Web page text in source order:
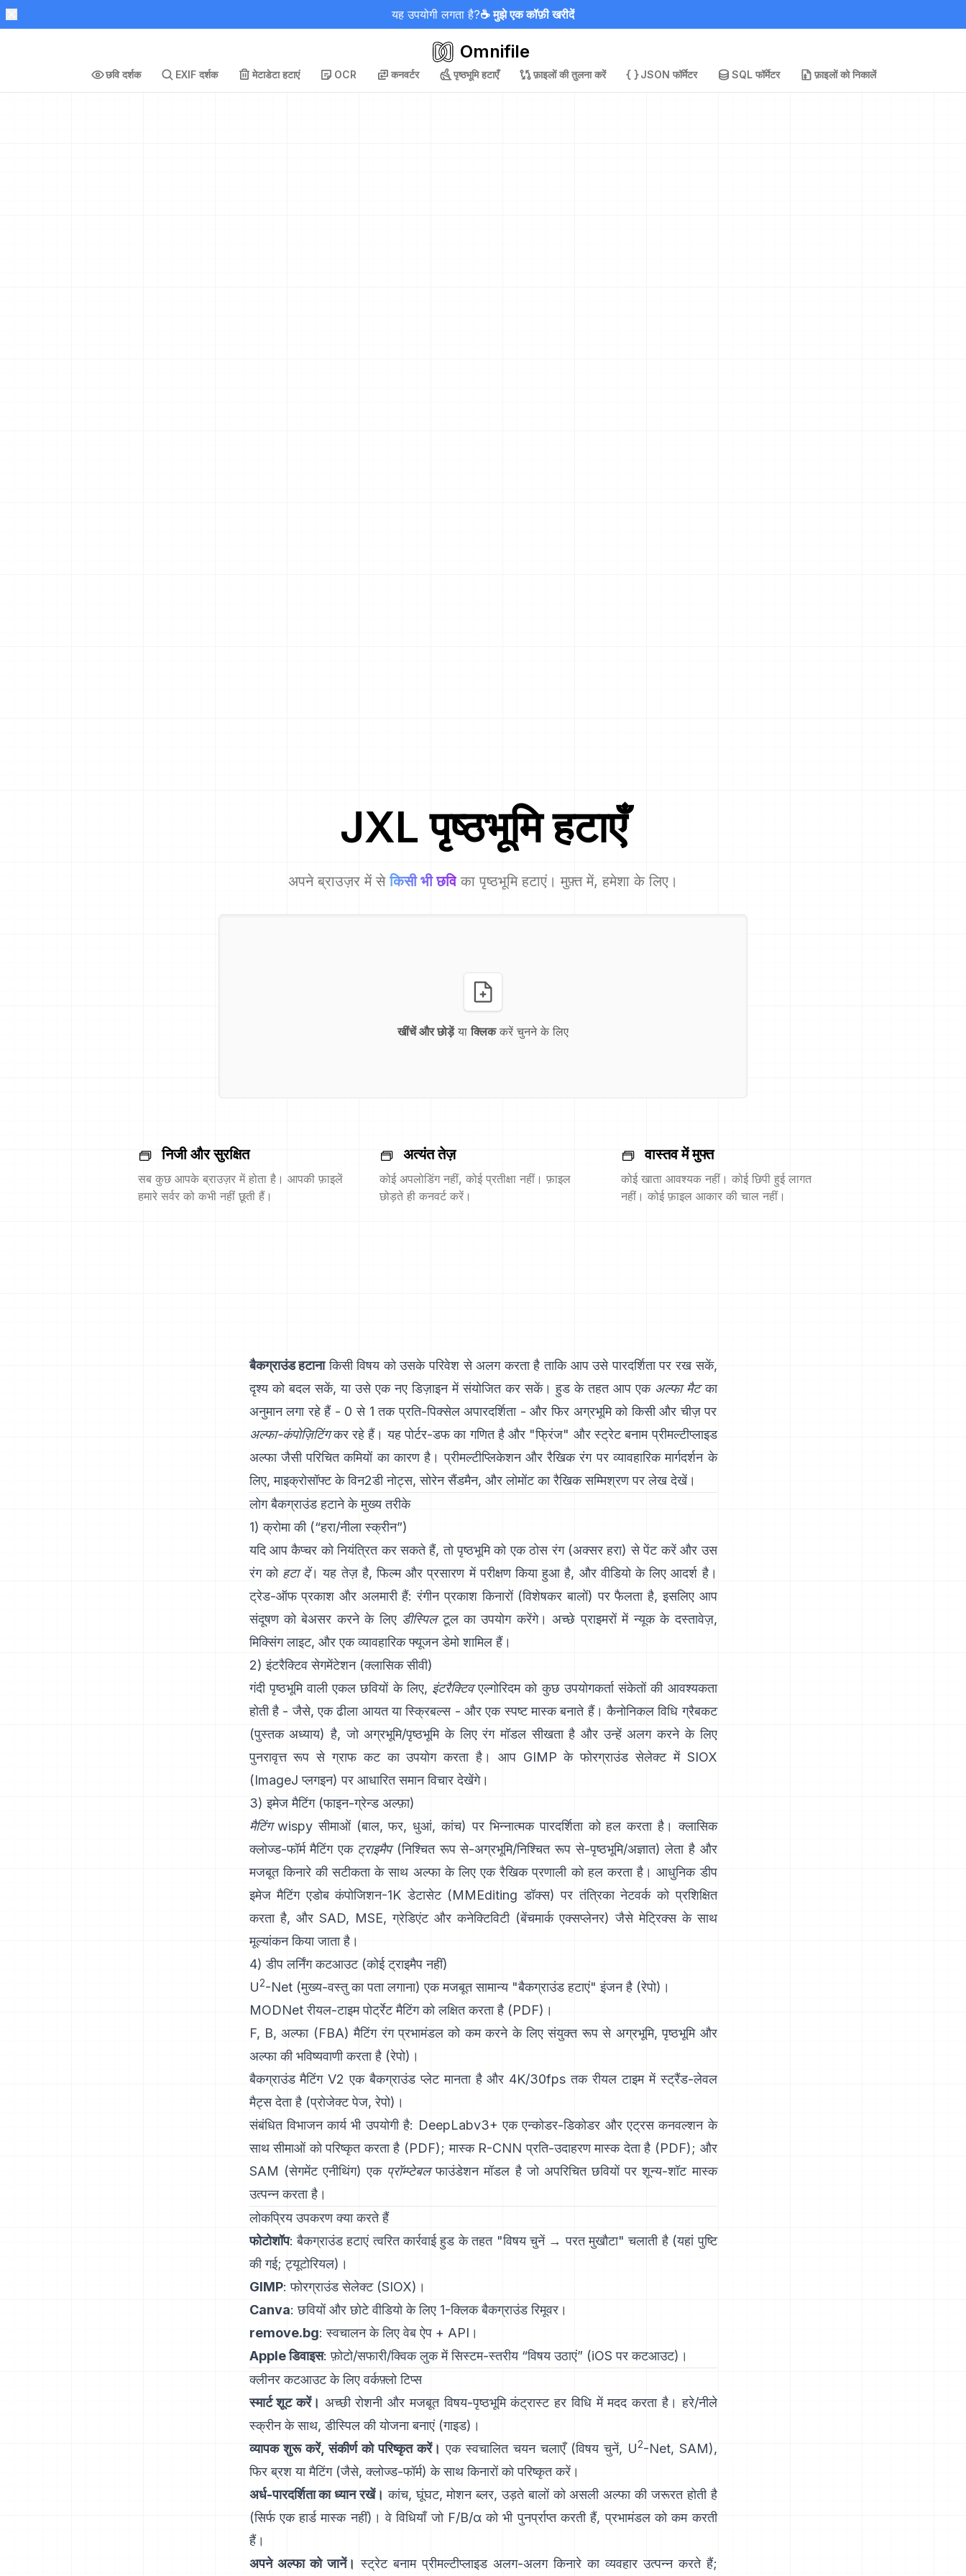
यह उपयोगी लगता है?☕ मुझे एक कॉफ़ी खरीदें
Omnifile
छवि दर्शक EXIF दर्शक मेटाडेटा हटाएं OCR कनवर्टर पृष्ठभूमि हटाएँ फ़ाइलों की तुलना करें JSON फॉर्मेटर SQL फॉर्मेटर फ़ाइलों को निकालें
JXL पृष्ठभूमि हटाएँ
अपने ब्राउज़र में से किसी भी छवि का पृष्ठभूमि हटाएं। मुफ़्त में, हमेशा के लिए।
खींचें और छोड़ेंया क्लिककरें चुनने के लिए
निजी और सुरक्षित
सब कुछ आपके ब्राउज़र में होता है। आपकी फ़ाइलें
हमारे सर्वर को कभी नहीं छूती हैं।
अत्यंत तेज़
कोई अपलोडिंग नहीं, कोई प्रतीक्षा नहीं। फ़ाइल
छोड़ते ही कनवर्ट करें।
वास्तव में मुफ्त
कोई खाता आवश्यक नहीं। कोई छिपी हुई लागत
नहीं। कोई फ़ाइल आकार की चाल नहीं।
बैकग्राउंड हटानाकिसी विषय को उसके परिवेश से अलग करता है ताकि आप उसे पारदर्शिता पर रख सकें,
दृश्य को बदल सकें, या उसे एक नए डिज़ाइन में संयोजित कर सकें। हुड के तहत आप एक अल्फा मैटका
अनुमान लगा रहे हैं - 0 से 1 तक प्रति-पिक्सेल अपारदर्शिता - और फिर अग्रभूमि को किसी और चीज़ पर
अल्फा-कंपोज़िटिंगकर रहे हैं। यहपोर्टर-डफका गणित है और "फ्रिंज" और स्ट्रेट बनाम प्रीमल्टीप्लाइड
अल्फाजैसी परिचित कमियों का कारण है। प्रीमल्टीप्लिकेशन और रैखिक रंग पर व्यावहारिक मार्गदर्शन के
लिए, माइक्रोसॉफ्ट के विन2डी नोट्स, सोरेन सैंडमैन, और लोमोंट का रैखिक सम्मिश्रण पर लेखदेखें।
लोग बैकग्राउंड हटाने के मुख्य तरीके
1) क्रोमा की (“हरा/नीला स्क्रीन”)
यदि आप कैप्चर को नियंत्रित कर सकते हैं, तो पृष्ठभूमि को एक ठोस रंग (अक्सर हरा) से पेंट करें और उस
रंग को हटा दें। यह तेज़ है, फिल्म और प्रसारण में परीक्षण किया हुआ है, और वीडियो के लिए आदर्श है।
ट्रेड-ऑफ प्रकाश और अलमारी हैं: रंगीन प्रकाश किनारों (विशेषकर बालों) पर फैलता है, इसलिए आप
संदूषण को बेअसर करने के लिए डीस्पिलटूल का उपयोग करेंगे। अच्छे प्राइमरों मेंन्यूक के दस्तावेज़,
मिक्सिंग लाइट, और एक व्यावहारिक फ्यूजन डेमोशामिल हैं।
2) इंटरैक्टिव सेगमेंटेशन (क्लासिक सीवी)
गंदी पृष्ठभूमि वाली एकल छवियों के लिए, इंटरैक्टिवएल्गोरिदम को कुछ उपयोगकर्ता संकेतों की आवश्यकता
होती है - जैसे, एक ढीला आयत या स्क्रिबल्स - और एक स्पष्ट मास्क बनाते हैं। कैनोनिकल विधि ग्रैबकट
(पुस्तक अध्याय) है, जो अग्रभूमि/पृष्ठभूमि के लिए रंग मॉडल सीखता है और उन्हें अलग करने के लिए
पुनरावृत्त रूप से ग्राफ कट का उपयोग करता है। आप GIMP के फोरग्राउंड सेलेक्टमें SIOX
(ImageJ प्लगइन) पर आधारित समान विचार देखेंगे।
3) इमेज मैटिंग (फाइन-ग्रेन्ड अल्फ़ा)
मैटिंगwispy सीमाओं (बाल, फर, धुआं, कांच) पर भिन्नात्मक पारदर्शिता को हल करता है। क्लासिक
क्लोज्ड-फॉर्म मैटिंग एक ट्राइमैप(निश्चित रूप से-अग्रभूमि/निश्चित रूप से-पृष्ठभूमि/अज्ञात) लेता है और
मजबूत किनारे की सटीकता के साथ अल्फा के लिए एक रैखिक प्रणाली को हल करता है। आधुनिक डीप
इमेज मैटिंग एडोब कंपोजिशन-1K डेटासेट (MMEditing डॉक्स) पर तंत्रिका नेटवर्क को प्रशिक्षित
करता है, और SAD, MSE, ग्रेडिएंट और कनेक्टिविटी (बेंचमार्क एक्सप्लेनर) जैसे मेट्रिक्स के साथ
मूल्यांकन किया जाता है।
4) डीप लर्निंग कटआउट (कोई ट्राइमैप नहीं)
U2-Net(मुख्य-वस्तु का पता लगाना) एक मजबूत सामान्य "बैकग्राउंड हटाएं" इंजन है (रेपो)।
MODNetरीयल-टाइम पोर्ट्रेट मैटिंग को लक्षित करता है (PDF)।
F, B, अल्फा (FBA) मैटिंगरंग प्रभामंडल को कम करने के लिए संयुक्त रूप से अग्रभूमि, पृष्ठभूमि और
अल्फा की भविष्यवाणी करता है (रेपो)।
बैकग्राउंड मैटिंग V2 एक बैकग्राउंड प्लेट मानता है और 4K/30fps तक रीयल टाइम में स्ट्रैंड-लेवल
मैट्स देता है (प्रोजेक्ट पेज, रेपो)।
संबंधित विभाजन कार्य भी उपयोगी है: DeepLabv3+ एक एन्कोडर-डिकोडर और एट्रस कनवल्शन के
साथ सीमाओं को परिष्कृत करता है (PDF); मास्क R-CNN प्रति-उदाहरण मास्क देता है (PDF); और
SAM (सेगमेंट एनीथिंग) एक प्रॉम्प्टेबलफाउंडेशन मॉडल है जो अपरिचित छवियों पर शून्य-शॉट मास्क
उत्पन्न करता है।
लोकप्रिय उपकरण क्या करते हैं
फोटोशॉप:बैकग्राउंड हटाएंत्वरित कार्रवाई हुड के तहत "विषय चुनें → परत मुखौटा" चलाती है (यहां पुष्टि
की गई; ट्यूटोरियल)।
GIMP:फोरग्राउंड सेलेक्ट(SIOX)।
Canva: छवियों और छोटे वीडियो के लिए 1-क्लिक बैकग्राउंड रिमूवर।
remove.bg: स्वचालन के लिए वेब ऐप + API ।
Apple डिवाइस: फ़ोटो/सफारी/क्विक लुक में सिस्टम-स्तरीय “विषय उठाएं” (iOS पर कटआउट)।
क्लीनर कटआउट के लिए वर्कफ़्लो टिप्स
स्मार्ट शूट करें। अच्छी रोशनी और मजबूत विषय-पृष्ठभूमि कंट्रास्ट हर विधि में मदद करता है। हरे/नीले
स्क्रीन के साथ, डीस्पिलकी योजना बनाएं (गाइड)।
व्यापक शुरू करें, संकीर्ण को परिष्कृत करें। एक स्वचालित चयन चलाएँ (विषय चुनें, U2-Net, SAM),
फिर ब्रश या मैटिंग (जैसे, क्लोज्ड-फॉर्म) के साथ किनारों को परिष्कृत करें।
अर्ध-पारदर्शिता का ध्यान रखें। कांच, घूंघट, मोशन ब्लर, उड़ते बालों को असली अल्फा की जरूरत होती है
(सिर्फ एक हार्ड मास्क नहीं)। वे विधियाँ जो F/B/αको भी पुनर्प्राप्त करती हैं, प्रभामंडल को कम करती
हैं।
अपने अल्फा को जानें। स्ट्रेट बनाम प्रीमल्टीप्लाइडअलग-अलग किनारे का व्यवहार उत्पन्न करते हैं;